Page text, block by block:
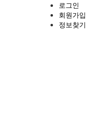
로그인
회원가입
정보찾기